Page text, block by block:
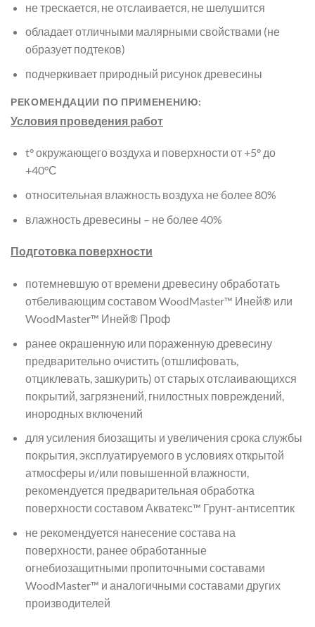
не трескается, не отслаивается, не шелушится
обладает отличными малярными свойствами (не
образует подтеков)
подчеркивает природный рисунок древесины
РЕКОМЕНДАЦИИ ПО ПРИМЕНЕНИЮ:
Условия проведения работ
t° окружающего воздуха и поверхности от +5° до
+40°С
относительная влажность воздуха не более 80%
влажность древесины – не более 40%
Подготовка поверхности
потемневшую от времени древесину обработать
отбеливающим составом WoodMaster™ Иней® или
WoodMaster™ Иней® Проф
ранее окрашенную или пораженную древесину
предварительно очистить (отшлифовать,
отциклевать, зашкурить) от старых отслаивающихся
покрытий, загрязнений, гнилостных повреждений,
инородных включений
для усиления биозащиты и увеличения срока службы
покрытия, эксплуатируемого в условиях открытой
атмосферы и/или повышенной влажности,
рекомендуется предварительная обработка
поверхности составом Акватекс™ Грунт-антисептик
не рекомендуется нанесение состава на
поверхности, ранее обработанные
огнебиозащитными пропиточными составами
WoodMaster™ и аналогичными составами других
производителей